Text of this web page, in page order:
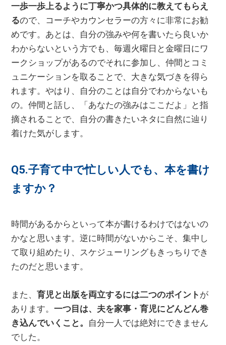
一歩一歩上るように丁寧かつ具体的に教えてもらえ
るので、コーチやカウンセラーの方々に非常にお勧
めです。あとは、自分の強みや何を書いたら良いか
わからないという方でも、毎週火曜日と金曜日にワ
ークショップがあるのでそれに参加し、仲間とコミ
ュニケーションを取ることで、大きな気づきを得ら
れます。やはり、自分のことは自分でわからないも
の。仲間と話し、「あなたの強みはここだよ」と指
摘されることで、自分の書きたいネタに自然に辿り
着けた気がします。
Q5.子育て中で忙しい人でも、本を書け
ますか？
時間があるからといって本が書けるわけではないの
かなと思います。逆に時間がないからこそ、集中し
て取り組めたり、スケジューリングもきっちりでき
たのだと思います。
また、育児と出版を両立するには二つのポイント が
あります。一つ目は、夫を家事・育児にどんどん巻
き込んでいくこと。 自分一人では絶対にできません
でした。